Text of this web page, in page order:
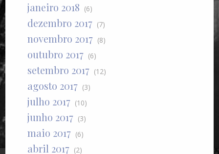
janeiro 2018 (6)
dezembro 2017 (7)
novembro 2017 (8)
outubro 2017 (6)
setembro 2017 (12)
agosto 2017 (3)
julho 2017 (10)
junho 2017 (3)
maio 2017 (6)
abril 2017 (2)